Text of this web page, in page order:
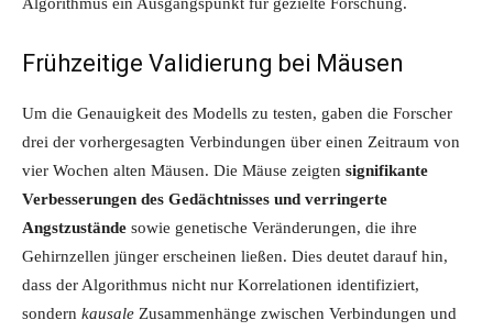
Frühzeitige Validierung bei Mäusen
Um die Genauigkeit des Modells zu testen, gaben die Forscher
drei der vorhergesagten Verbindungen über einen Zeitraum von
vier Wochen alten Mäusen. Die Mäuse zeigten signifikante
Verbesserungen des Gedächtnisses und verringerte
Angstzustände sowie genetische Veränderungen, die ihre
Gehirnzellen jünger erscheinen ließen. Dies deutet darauf hin,
dass der Algorithmus nicht nur Korrelationen identifiziert,
sondern kausale Zusammenhänge zwischen Verbindungen und